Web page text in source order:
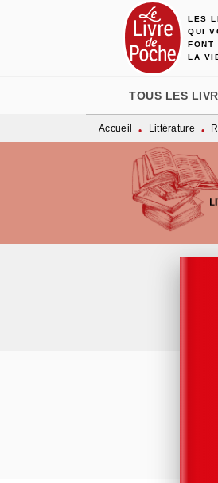
MENU
LES
QUI
FONT
LA
TOUS LES
Accueil • Littérature •